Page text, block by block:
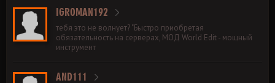
IGROMAN192
тебя это не волнует? "Быстро приобретая
обязательность на серверах, МОД World Edit - мощный
инструмент
AND111